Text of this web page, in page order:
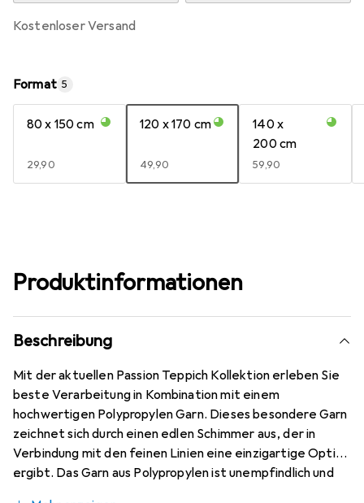
kostenloser Versand
Format 5
80 x 150 cm
EUR
29,90
120 x 170 cm
EUR
49,90
140 x
200 cm
EUR
59,90
Produktinformationen
Beschreibung
Mit der aktuellen Passion Teppich Kollektion erleben Sie
beste Verarbeitung in Kombination mit einem
hochwertigen Polypropylen Garn. Dieses besondere Garn
zeichnet sich durch einen edlen Schimmer aus, der in
Verbindung mit den feinen Linien eine einzigartige Optik
ergibt. Das Garn aus Polypropylen ist unempfindlich und